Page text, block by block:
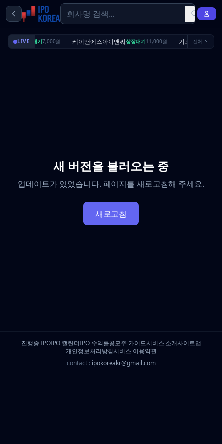
LIVE
리셔스상장대기7,000원 케이앤에스아이앤씨상장대기11,000원 기도산업수요예
전체
새 버전을 불러오는 중
업데이트가 있었습니다. 페이지를 새로고침해 주세요.
새로고침
진행중 IPOIPO 캘린더IPO 수익률공모주 가이드서비스 소개사이트맵
개인정보처리방침서비스 이용약관
contact : ipokoreakr@gmail.com